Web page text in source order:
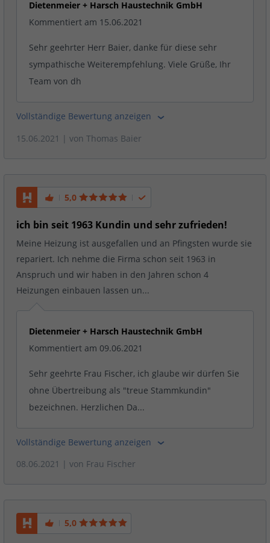
Dietenmeier + Harsch Haustechnik GmbH
Kommentiert am 15.06.2021
Sehr geehrter Herr Baier, danke für diese sehr
sympathische Weiterempfehlung. Viele Grüße, Ihr
Team von dh
Vollständige Bewertung anzeigen
15.06.2021 | von Thomas Baier
5,0
ich bin seit 1963 Kundin und sehr zufrieden!
Meine Heizung ist ausgefallen und an Pfingsten wurde sie
repariert. Ich nehme die Firma schon seit 1963 in
Anspruch und wir haben in den Jahren schon 4
Heizungen einbauen lassen un...
Dietenmeier + Harsch Haustechnik GmbH
Kommentiert am 09.06.2021
Sehr geehrte Frau Fischer, ich glaube wir dürfen Sie
ohne Übertreibung als "treue Stammkundin"
bezeichnen. Herzlichen Da...
Vollständige Bewertung anzeigen
08.06.2021 | von Frau Fischer
5,0